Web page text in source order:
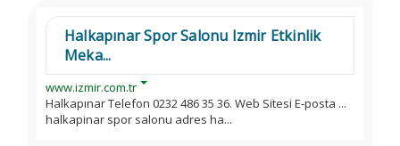
Halkapınar Spor Salonu Izmir Etkinlik
Meka...
www.izmir.com.tr
Halkapınar Telefon 0232 486 35 36. Web Sitesi E-posta ...
halkapinar spor salonu adres ha...